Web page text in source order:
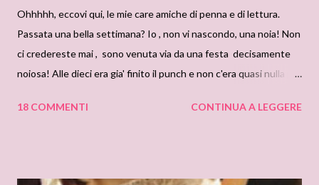
Ohhhhh, eccovi qui, le mie care amiche di penna e di lettura.
Passata una bella settimana? Io , non vi nascondo, una noia! Non
ci credereste mai , sono venuta via da una festa decisamente
noiosa! Alle dieci era gia' finito il punch e non c'era quasi nulla per
frutta. Scandaloso direi. Non capisco a cosa mirasse la Signora
18 COMMENTI CONTINUA A LEGGERE